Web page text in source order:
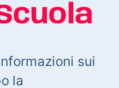
sui
la